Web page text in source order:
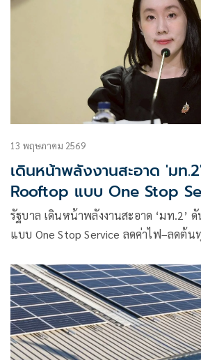
13 พฤษภาคม 2569
เดินหน้าพลังงานสะอาด 'มท
Rooftop แบบ One Stop
ไฟ–ลดต้นทุน
รัฐบาล เดินหน้าพลังงานสะอาด ‘มท.2’
แบบ One Stop Service ลดค่าไฟ–ลดต้